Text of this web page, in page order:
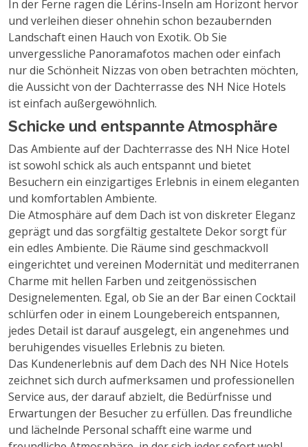
In der Ferne ragen die Lérins-Inseln am Horizont hervor
und verleihen dieser ohnehin schon bezaubernden
Landschaft einen Hauch von Exotik. Ob Sie
unvergessliche Panoramafotos machen oder einfach
nur die Schönheit Nizzas von oben betrachten möchten,
die Aussicht von der Dachterrasse des NH Nice Hotels
ist einfach außergewöhnlich.
Schicke und entspannte Atmosphäre
Das Ambiente auf der Dachterrasse des NH Nice Hotel
ist sowohl schick als auch entspannt und bietet
Besuchern ein einzigartiges Erlebnis in einem eleganten
und komfortablen Ambiente.
Die Atmosphäre auf dem Dach ist von diskreter Eleganz
geprägt und das sorgfältig gestaltete Dekor sorgt für
ein edles Ambiente. Die Räume sind geschmackvoll
eingerichtet und vereinen Modernität und mediterranen
Charme mit hellen Farben und zeitgenössischen
Designelementen. Egal, ob Sie an der Bar einen Cocktail
schlürfen oder in einem Loungebereich entspannen,
jedes Detail ist darauf ausgelegt, ein angenehmes und
beruhigendes visuelles Erlebnis zu bieten.
Das Kundenerlebnis auf dem Dach des NH Nice Hotels
zeichnet sich durch aufmerksamen und professionellen
Service aus, der darauf abzielt, die Bedürfnisse und
Erwartungen der Besucher zu erfüllen. Das freundliche
und lächelnde Personal schafft eine warme und